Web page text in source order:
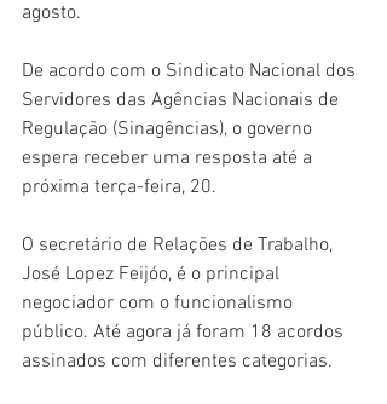
agosto.
De acordo com o Sindicato Nacional dos
Servidores das Agências Nacionais de
Regulação (Sinagências), o governo
espera receber uma resposta até a
próxima terça-feira, 20.
O secretário de Relações de Trabalho,
José Lopez Feijóo, é o principal
negociador com o funcionalismo
público. Até agora já foram 18 acordos
assinados com diferentes categorias.